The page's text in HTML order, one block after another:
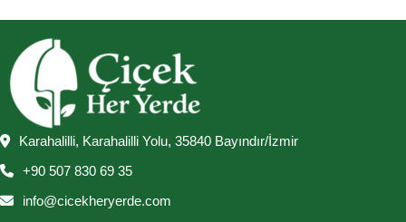
Karahalilli, Karahalilli Yolu, 35840 Bayındır/İzmir
+90 507 830 69 35
info@cicekheryerde.com